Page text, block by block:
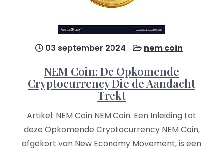
03 september 2024 nem coin
NEM Coin: De Opkomende
Cryptocurrency Die de Aandacht
Trekt
Artikel: NEM Coin NEM Coin: Een Inleiding tot
deze Opkomende Cryptocurrency NEM Coin,
afgekort van New Economy Movement, is een